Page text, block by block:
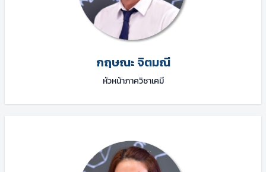
กฤษณะ จิตมณี
หัวหน้าภาควิชาเคมี